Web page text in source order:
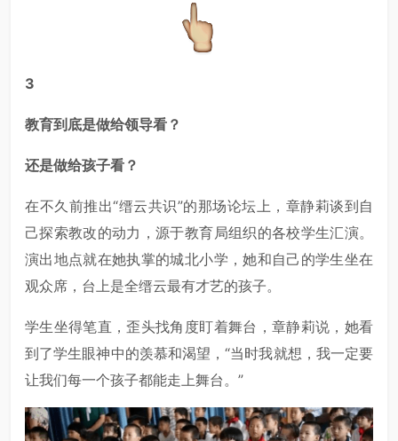
3
教育到底是做给领导看？
还是做给孩子看？
在不久前推出“缙云共识”的那场论坛上，章静莉谈到自
己探索教改的动力，源于教育局组织的各校学生汇演。
演出地点就在她执掌的城北小学，她和自己的学生坐在
观众席，台上是全缙云最有才艺的孩子。
学生坐得笔直，歪头找角度盯着舞台，章静莉说，她看
到了学生眼神中的羡慕和渴望，“当时我就想，我一定要
让我们每一个孩子都能走上舞台。”